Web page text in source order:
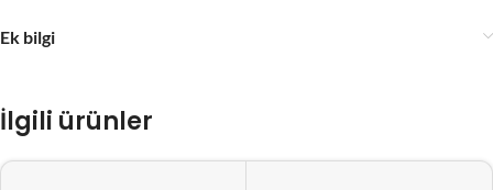
Ek bilgi
İlgili ürünler